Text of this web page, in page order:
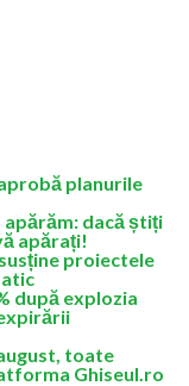
planurile
dacă știți
apărați!
proiectele
după explozia
toate
Ghiseul.ro